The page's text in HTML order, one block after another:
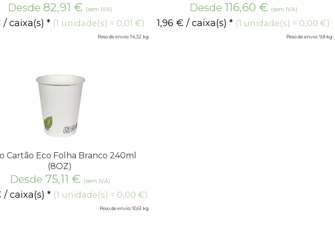
Desde 82,91 € (sem IVA)
/ caixa(s) * (1 unidade(s) = 0,01 €)
Peso de envio: 14,32 kg
Desde 116,60 € (sem IVA)
1,96 € / caixa(s) * (1 unidade(s) = 0,00 €)
Peso de envio: 9,8 kg
Cartão Eco Folha Branco 240ml
(8OZ)
Desde 75,11 € (sem IVA)
/ caixa(s) * (1 unidade(s) = 0,00 €)
Peso de envio: 10,61 kg